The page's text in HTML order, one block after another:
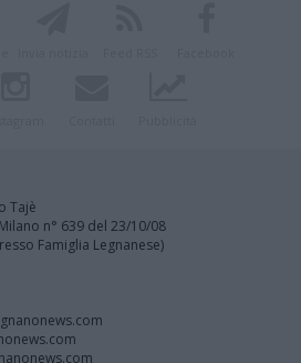
Tajè
n° 639 del 23/10/08
Famiglia Legnanese)